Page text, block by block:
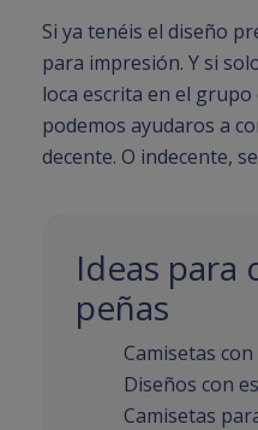
Si ya tenéis el diseño
para impresión. Y si
loca escrita en el
podemos ayudaros a
decente. O indecente,
Ideas para
peñas
Camisetas
Diseños con
Camisetas